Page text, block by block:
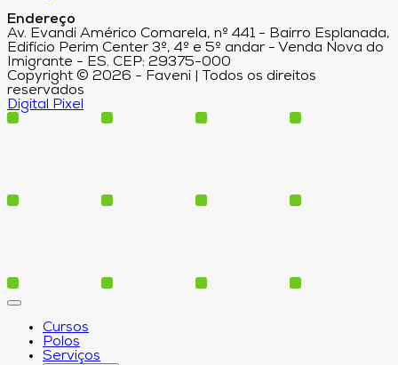
Endereço
Av. Evandi Américo Comarela, nº 441 - Bairro Esplanada,
Edifício Perim Center 3º, 4º e 5º andar - Venda Nova do
Imigrante - ES. CEP: 29375-000
Copyright © 2026 - Faveni | Todos os direitos
reservados
Digital Pixel
Cursos
Polos
Serviços